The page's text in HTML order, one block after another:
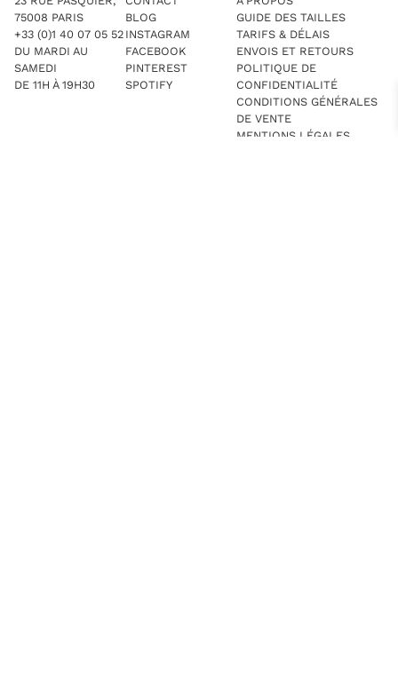
75008 PARIS
+33 (0)1 40 07 05 52
DU MARDI AU
SAMEDI
DE 11H À 19H30
BLOG
INSTAGRAM
FACEBOOK
PINTEREST
SPOTIFY
GUIDE DES TAILLES
TARIFS & DÉLAIS
ENVOIS ET RETOURS
POLITIQUE DE
CONFIDENTIALITÉ
CONDITIONS GÉNÉRALES
DE VENTE
MENTIONS LÉGALES